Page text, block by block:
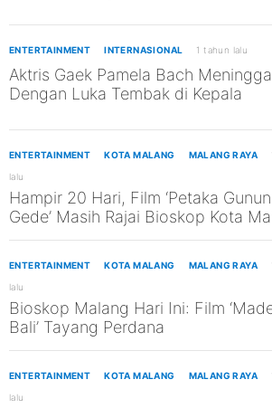
ENTERTAINMENT INTERNASIONAL 1 tahun lalu
Aktris Gaek Pamela Bach
Dengan Luka Tembak di Kepala
ENTERTAINMENT KOTA MALANG MALANG RAYA
lalu
Hampir 20 Hari, Film ‘Petaka
Gede’ Masih Rajai Bioskop Kota
ENTERTAINMENT KOTA MALANG MALANG RAYA
lalu
Bioskop Malang Hari Ini: Film
Bali’ Tayang Perdana
ENTERTAINMENT KOTA MALANG MALANG RAYA
lalu